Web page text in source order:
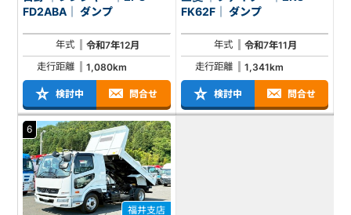
FD2ABA｜ ダンプ
年式
令和7年12月
走行距離
1,080km
検討中 問合せ
FK62F｜ ダンプ
年式
令和7年11月
走行距離
1,341km
検討中 問合せ
6
福井支店